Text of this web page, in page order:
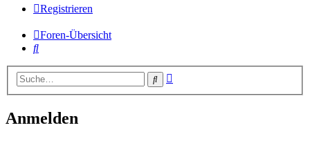
Registrieren
Foren-Übersicht
Suche
Suche
Anmelden